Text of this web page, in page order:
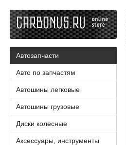
Автозапчасти
Авто по запчастям
Автошины легковые
Автошины грузовые
Диски колесные
Аксессуары, инструменты